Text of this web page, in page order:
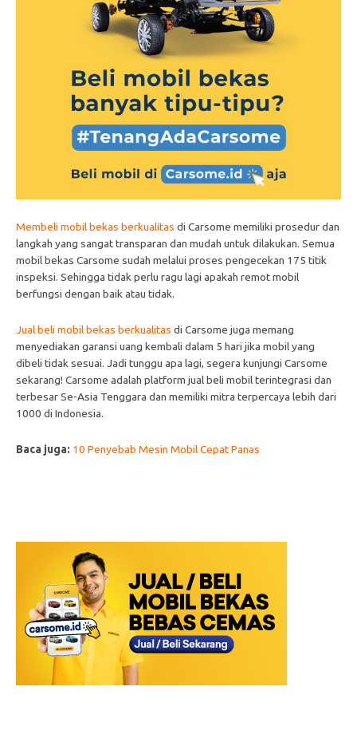
Membeli mobil bekas berkualitas di Carsome memiliki prosedur dan
langkah yang sangat transparan dan mudah untuk dilakukan. Semua
mobil bekas Carsome sudah melalui proses pengecekan 175 titik
inspeksi. Sehingga tidak perlu ragu lagi apakah remot mobil
berfungsi dengan baik atau tidak.
Jual beli mobil bekas berkualitas di Carsome juga memang
menyediakan garansi uang kembali dalam 5 hari jika mobil yang
dibeli tidak sesuai. Jadi tunggu apa lagi, segera kunjungi Carsome
sekarang! Carsome adalah platform jual beli mobil terintegrasi dan
terbesar Se-Asia Tenggara dan memiliki mitra terpercaya lebih dari
1000 di Indonesia.
Baca juga: 10 Penyebab Mesin Mobil Cepat Panas